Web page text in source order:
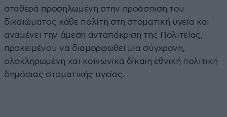
σταθερά προσηλωμένη στην προάσπιση του
δικαιώματος κάθε πολίτη στη στοματική υγεία και
αναμένει την άμεση ανταπόκριση της Πολιτείας,
προκειμένου να διαμορφωθεί μια σύγχρονη,
ολοκληρωμένη και κοινωνικά δίκαιη εθνική πολιτική
δημόσιας στοματικής υγείας.